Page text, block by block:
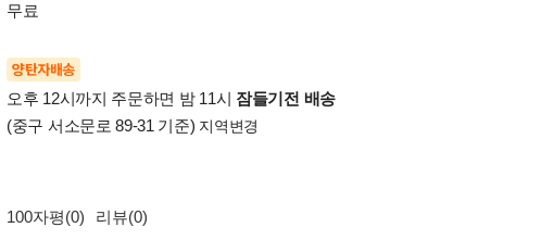
무료
양탄자배송
오후 12시까지 주문하면 밤 11시 잠들기전 배송
(중구 서소문로 89-31 기준) 지역변경
100자평(0) 리뷰(0)